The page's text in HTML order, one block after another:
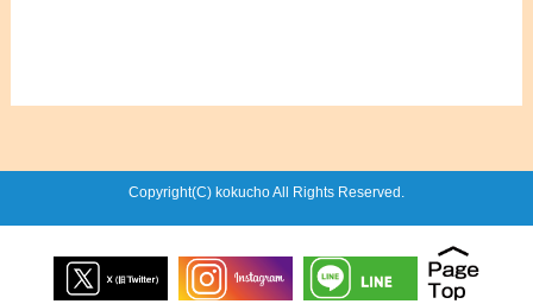
Copyright(C) kokucho All Rights Reserved.